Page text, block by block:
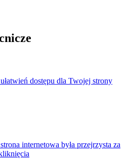
dostępu dla Twojej strony
internetowa była przejrzysta za